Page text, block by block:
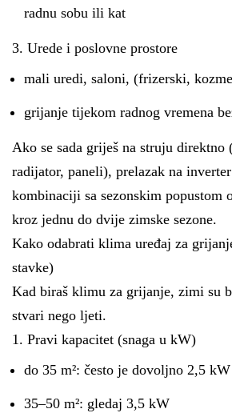
radnu sobu ili kat
3. Urede i poslovne prostore
mali uredi, saloni, (frizerski,
grijanje tijekom radnog vremena
Ako se sada griješ na struju
radijator, paneli), prelazak na
kombinaciji sa sezonskim popustom
kroz jednu do dvije zimske sezone.
Kako odabrati klima uređaj za
stavke)
Kad biraš klimu za grijanje, zimi su
stvari nego ljeti.
1. Pravi kapacitet (snaga u kW)
do 35 m²: često je dovoljno 2,5 kW
35–50 m²: gledaj 3,5 kW